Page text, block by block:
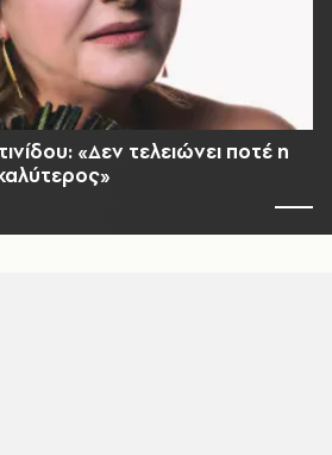
«Δεν τελειώνει ποτέ η